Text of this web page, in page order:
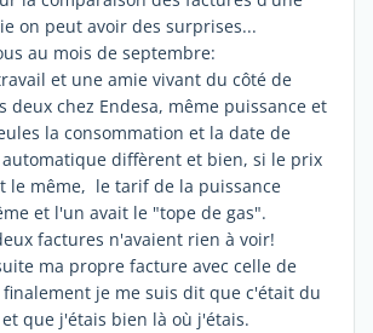
on peut avoir des surprises...
au mois de septembre:
et une amie vivant du côté de
deux chez Endesa, même puissance et
la consommation et la date de
diffèrent et bien, si le prix
le même, le tarif de la puissance
et l'un avait le "tope de gas".
factures n'avaient rien à voir!
ma propre facture avec celle de
je me suis dit que c'était du
que j'étais bien là où j'étais.